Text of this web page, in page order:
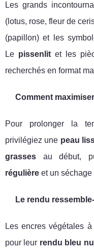
Les grands
(lotus, rose, fleur de
(papillon) et les
Le pissenlitet les
recherchés en format
Comment
Pour prolonger la
privilégiez une peau
grasses au début,
régulière et un séchage
Le rendu
Les encres végétales
pour leur rendu bleu